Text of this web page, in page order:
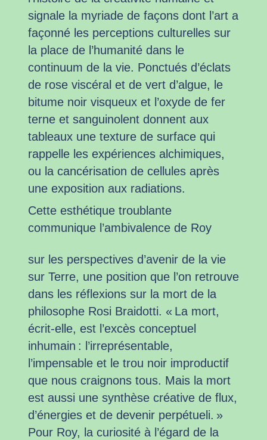
signale la myriade de façons dont l’art a
façonné les perceptions culturelles sur
la place de l’humanité dans le
continuum de la vie. Ponctués d’éclats
de rose viscéral et de vert d’algue, le
bitume noir visqueux et l’oxyde de fer
terne et sanguinolent donnent aux
tableaux une texture de surface qui
rappelle les expériences alchimiques,
ou la cancérisation de cellules après
une exposition aux radiations.
Cette esthétique troublante
communique l’ambivalence de Roy
sur les perspectives d’avenir de la vie
sur Terre, une position que l’on retrouve
dans les réflexions sur la mort de la
philosophe Rosi Braidotti. « La mort,
écrit-elle, est l’excès conceptuel
inhumain : l’irreprésentable,
l’impensable et le trou noir improductif
que nous craignons tous. Mais la mort
est aussi une synthèse créative de flux,
d’énergies et de devenir perpétueli. »
Pour Roy, la curiosité à l’égard de la